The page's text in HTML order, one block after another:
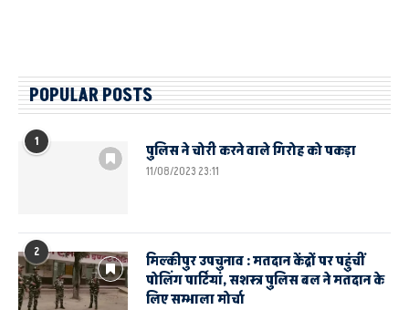
POPULAR POSTS
1 पुलिस ने चोरी करने वाले गिरोह को पकड़ा
11/08/2023 23:11
2
मिल्कीपुर उपचुनाव : मतदान केंद्रों पर पहुंचीं
पोलिंग पार्टियां, सशस्त्र पुलिस बल ने मतदान के
लिए सम्भाला मोर्चा